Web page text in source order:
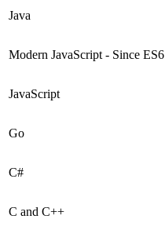
Java
Modern JavaScript - Since ES6
JavaScript
Go
C#
C and C++